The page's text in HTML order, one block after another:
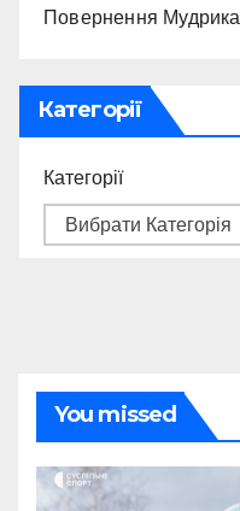
Повернення Мудрика
Категорії
Категорії
You missed